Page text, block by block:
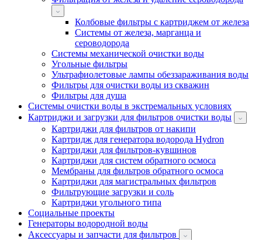
Колбовые фильтры с картриджем от железа
Системы от железа, марганца и
сероводорода
Системы механической очистки воды
Угольные фильтры
Ультрафиолетовые лампы обеззараживания воды
Фильтры для очистки воды из скважин
Фильтры для душа
Системы очистки воды в экстремальных условиях
Картриджи и загрузки для фильтров очистки воды
Картриджи для фильтров от накипи
Картридж для генератора водорода Hydron
Картриджи для фильтров-кувшинов
Картриджи для систем обратного осмоса
Мембраны для фильтров обратного осмоса
Картриджи для магистральных фильтров
Фильтрующие загрузки и соль
Картриджи угольного типа
Социальные проекты
Генераторы водородной воды
Аксессуары и запчасти для фильтров